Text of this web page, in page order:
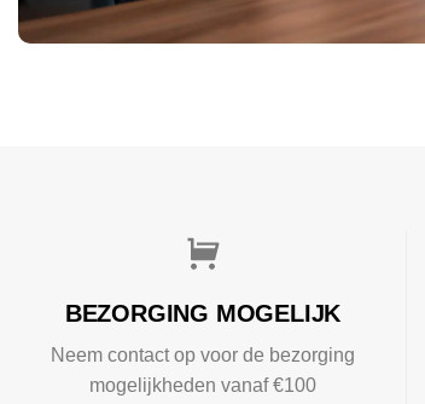
BEZORGING MOGELIJK
Neem contact op voor de bezorging
mogelijkheden vanaf €100